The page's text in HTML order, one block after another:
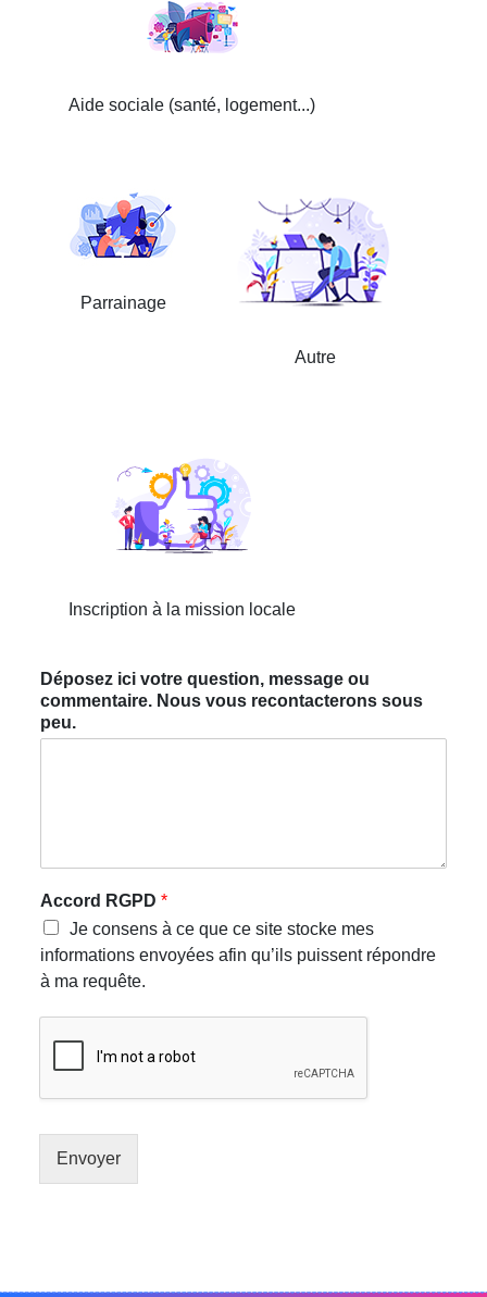
Aide sociale (santé, logement...)
Parrainage
Autre
Inscription à la mission locale
Déposez ici votre question, message ou
commentaire. Nous vous recontacterons sous
peu.
Accord RGPD *
Je consens à ce que ce site stocke mes
informations envoyées afin qu’ils puissent répondre
à ma requête.
Envoyer